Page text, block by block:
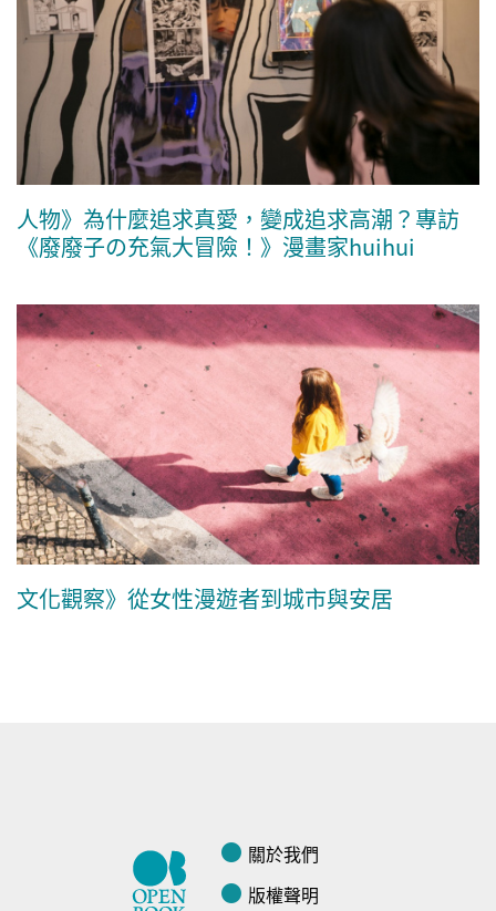
人物》為什麼追求真愛，變成追求高潮？專訪
《廢廢子の充氣大冒險！》漫畫家huihui
文化觀察》從女性漫遊者到城市與安居
關於我們
版權聲明